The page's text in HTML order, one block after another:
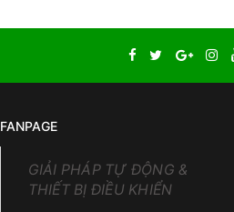
FANPAGE
GIẢI PHÁP TỰ ĐỘNG &
THIẾT BỊ ĐIỀU KHIỂN